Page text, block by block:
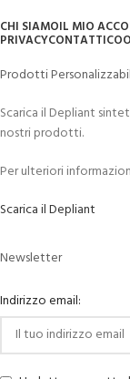
CHI SIAMOIL MIO
PRIVACYCONTATTI
Prodotti
Scarica il Depliant
nostri prodotti.
Per ulteriori
Scarica il Depliant
Newsletter
Indirizzo email: